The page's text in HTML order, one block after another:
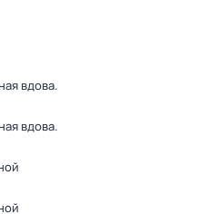
вдова.
вдова.